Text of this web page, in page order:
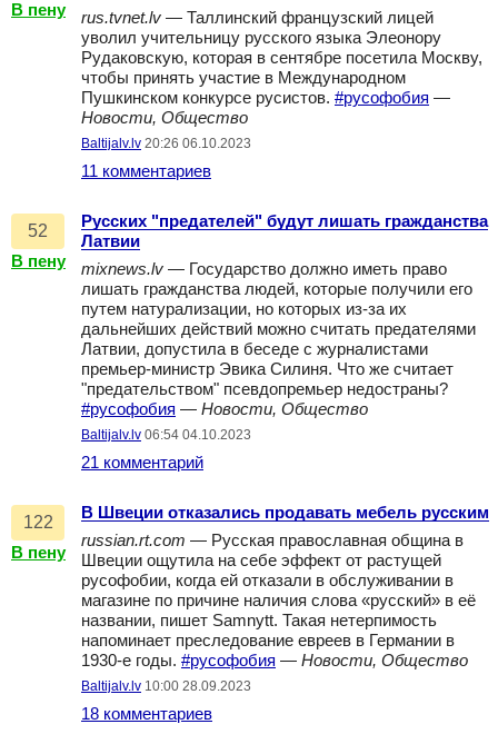
В пену
rus.tvnet.lv — Таллинский французский лицей
уволил учительницу русского языка Элеонору
Рудаковскую, которая в сентябре посетила Москву,
чтобы принять участие в Международном
Пушкинском конкурсе русистов. #русофобия —
Новости, Общество
Baltijalv.lv 20:26 06.10.2023
11 комментариев
52
В пену
Русских "предателей" будут лишать гражданства
Латвии
mixnews.lv — Государство должно иметь право
лишать гражданства людей, которые получили его
путем натурализации, но которых из-за их
дальнейших действий можно считать предателями
Латвии, допустила в беседе с журналистами
премьер-министр Эвика Силиня. Что же считает
"предательством" псевдопремьер недостраны?
#русофобия — Новости, Общество
Baltijalv.lv 06:54 04.10.2023
21 комментарий
122
В пену
В Швеции отказались продавать мебель русским
russian.rt.com — Русская православная община в
Швеции ощутила на себе эффект от растущей
русофобии, когда ей отказали в обслуживании в
магазине по причине наличия слова «русский» в её
названии, пишет Samnytt. Такая нетерпимость
напоминает преследование евреев в Германии в
1930-е годы. #русофобия — Новости, Общество
Baltijalv.lv 10:00 28.09.2023
18 комментариев